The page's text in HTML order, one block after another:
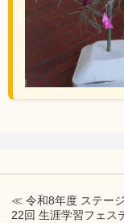
≪ 令和8年度 ステー
22回 生涯学習フェス